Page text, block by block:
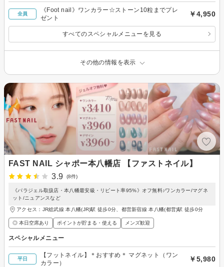
全員
《Foot nail》ワンカラー☆ストーン10粒までプレ
ゼント
￥4,950
すべてのスペシャルメニューを見る
その他の情報を表示
FAST NAIL シャポー本八幡店 【ファストネイル】
3.9
(8件)
《パラジェル取扱店・本八幡最安級・リピート率95%》オフ無料♪ワンカラー/マグネ
ット/ニュアンスなど
アクセス：JR総武線 本八幡(JR)駅 徒歩0分、都営新宿線 本八幡(都営)駅 徒歩0分
◎ 本日空席あり ポイントが貯まる・使える メンズ歓迎
スペシャルメニュー
平日
【フットネイル】＊おすすめ＊ マグネット（ワン
カラー）
￥5,980